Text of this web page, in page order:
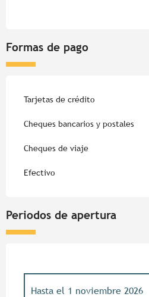
Formas de pago
Tarjetas de crédito
Cheques bancarios y postales
Cheques de viaje
Efectivo
Periodos de apertura
Hasta el 1 noviembre 2026